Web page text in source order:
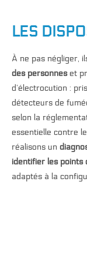
LES
À ne pas négliger,
des personneset
d’électrocution :
détecteurs de
selon la
essentielle contre
réalisons un
identifier les points
adaptés à la